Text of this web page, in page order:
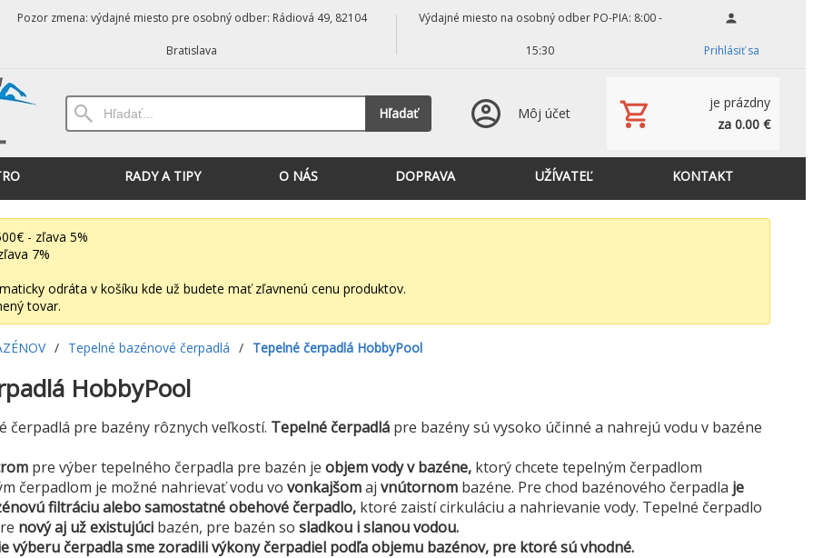
Pozor zmena: výdajné miesto pre osobný odber: Rádiová 49, 82104
Bratislava
Výdajné miesto na osobný odber PO-PIA: 8:00 -
15:30 Prihlásiť sa
Hľadať Môj účet
je prázdny
za 0.00 €
RADY A TIPY O NÁS DOPRAVA UŽÍVATEĽ KONTAKT
- zľava 5%
7%
odráta v košíku kde už budete mať zľavnenú cenu produktov.
tovar.
/ Tepelné bazénové čerpadlá / Tepelné čerpadlá HobbyPool
HobbyPool
čerpadlá pre bazény rôznych veľkostí. Tepelné čerpadlápre bazény sú vysoko účinné a nahrejú vodu v bazéne
pre výber tepelného čerpadla pre bazén je objem vody v bazéne,ktorý chcete tepelným čerpadlom
čerpadlom je možné nahrievať vodu vo vonkajšomaj vnútornombazéne. Pre chod bazénového čerpadla je
filtráciu alebo samostatné obehové čerpadlo,ktoré zaistí cirkuláciu a nahrievanie vody. Tepelné čerpadlo
nový aj už existujúci bazén, pre bazén so sladkou i slanou vodou.
výberu čerpadla sme zoradili výkony čerpadiel podľa objemu bazénov, pre ktoré sú vhodné.